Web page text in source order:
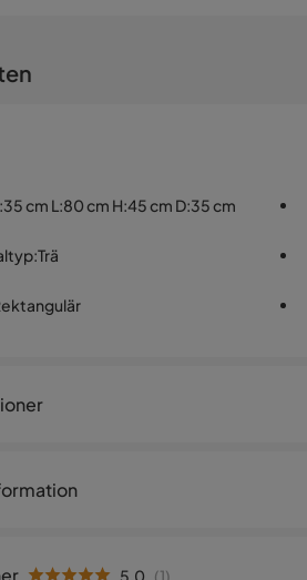
cm L:80 cm H:45 cm D:35 cm
:Trä
5.0 (1)